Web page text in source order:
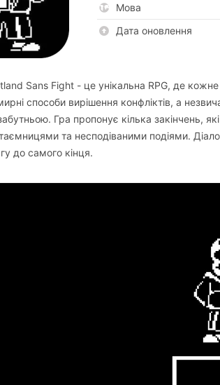
Мова
Дата оновлення
Sans Fight - це унікальна RPG, де
способи вирішення конфліктів, а
Гра пропонує кілька закінчень,
та несподіваними подіями.
до самого кінця.